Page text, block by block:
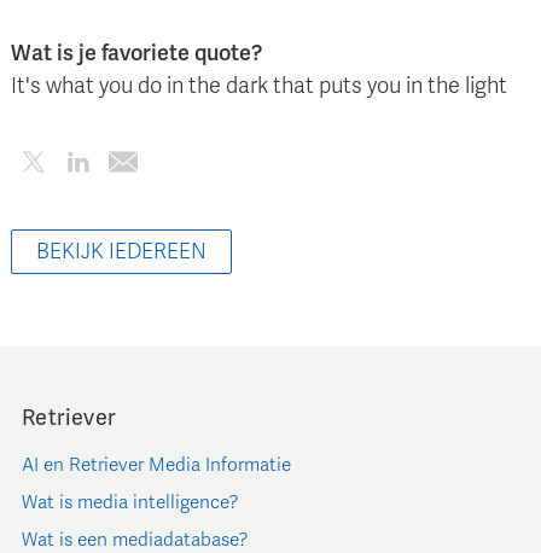
Wat is je favoriete quote?
It's what you do in the dark that puts you in the light
BEKIJK IEDEREEN
Retriever
AI en Retriever Media Informatie
Wat is media intelligence?
Wat is een mediadatabase?